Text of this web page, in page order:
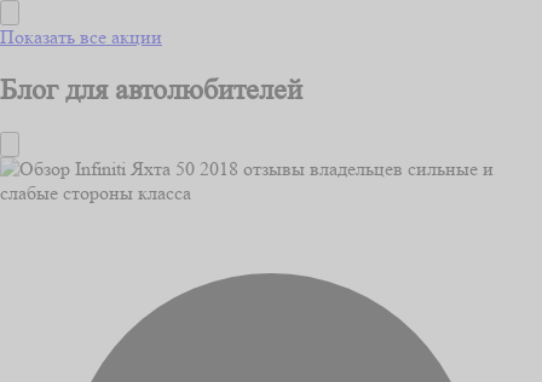
Показать все акции
Блог для автолюбителей